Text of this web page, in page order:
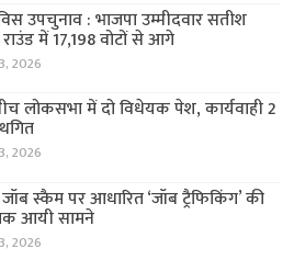
उपचुनाव : भाजपा उम्मीदवार सतीश
में 17,198 वोटों से आगे
2026
लोकसभा में दो विधेयक पेश, कार्यवाही 2
2026
स्कैम पर आधारित ‘जॉब ट्रैफिकिंग’ की
आयी सामने
2026